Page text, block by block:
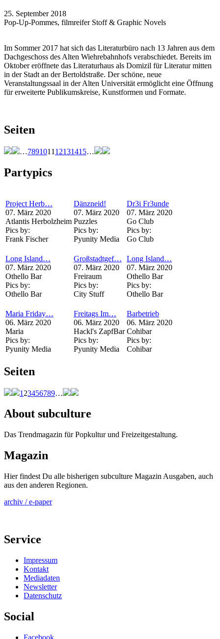
25. September 2018
Pop-Up-Pommes, filmreifer Stoff & Graphic Novels
Im Sommer 2017 hat sich das Literaturbüro nach 13 Jahren aus dem
Dachgeschoss des Alten Wiehrebahnhofs verabschiedet. Bereits im
Oktober eröffnete das Literaturhaus als Domizil für Literatur mitten
in der Stadt an der Bertoldstraße. Der schöne, neue
Veranstaltungssaal in der Alten Universität ermöglicht eine Öffnung
für erweiterte Publikumskreise, Kunstformen und Formate.
Seiten
…7891011 12131415…
Partypics
Project Herb…
07. März 2020
Atlantis Herbolzheim
Pics by:
Frank Fischer
Dänzneid!
07. März 2020
Puzzles
Pics by:
Pyunity Media
Dr3i Fr3unde
07. März 2020
Go Club
Pics by:
Go Club
Long Island…
07. März 2020
Othello Bar
Pics by:
Othello Bar
Großstadtgef…
07. März 2020
Freiraum
Pics by:
City Stuff
Long Island…
07. März 2020
Othello Bar
Pics by:
Othello Bar
Maria Friday…
06. März 2020
Maria
Pics by:
Pyunity Media
Freitags Im…
06. März 2020
Hackl's ZapfBar
Pics by:
Pyunity Media
Barbetrieb
06. März 2020
Cohibar
Pics by:
Cohibar
Seiten
1 23456789…
About subculture
Das Trendmagazin für Popkultur und Freizeitgestaltung.
Magazin
Hier findest Du alle bisherigen subculture Magazin Ausgaben, auch
aus den anderen Regionen.
archiv / e-paper
Service
Impressum
Kontakt
Mediadaten
Newsletter
Datenschutz
Social
Facebook